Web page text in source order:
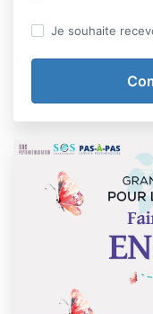
Je souhaite